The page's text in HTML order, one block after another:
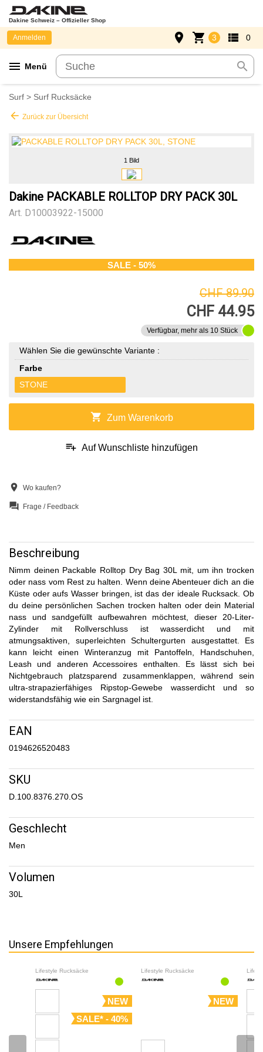
Dakine Schweiz – Offizieller Shop
menu Menü search
Anmelden place shopping_cart 3 view_list 0
Surf > Surf Rucksäcke
arrow_back Zurück zur Übersicht
1 Bild
Dakine PACKABLE ROLLTOP DRY PACK 30L
Art. D10003922-15000
SALE - 50%
CHF 89.90
CHF 44.95
Verfügbar, mehr als 10 Stück
Wählen Sie die gewünschte Variante :
Farbe
STONE
shopping_cart Zum Warenkorb
playlist_add Auf Wunschliste hinzufügen
location_on Wo kaufen?
question_answer Frage / Feedback
Beschreibung
Nimm deinen Packable Rolltop Dry Bag 30L mit, um ihn trocken
oder nass vom Rest zu halten. Wenn deine Abenteuer dich an die
Küste oder aufs Wasser bringen, ist das der ideale Rucksack. Ob
du deine persönlichen Sachen trocken halten oder dein Material
nass und sandgefüllt aufbewahren möchtest, dieser 20-Liter-
Zylinder mit Rollverschluss ist wasserdicht und mit
atmungsaktiven, superleichten Schultergurten ausgestattet. Es
kann leicht einen Winteranzug mit Pantoffeln, Handschuhen,
Leash und anderen Accessoires enthalten. Es lässt sich bei
Nichtgebrauch platzsparend zusammenklappen, während sein
ultra-strapazierfähiges Ripstop-Gewebe wasserdicht und so
widerstandsfähig wie ein Sargnagel ist.
EAN
0194626520483
SKU
D.100.8376.270.OS
Geschlecht
Men
Volumen
30L
Unsere Empfehlungen
Lifestyle Rucksäcke
NEW
SALE* - 40%
Lifestyle Rucksäcke
NEW